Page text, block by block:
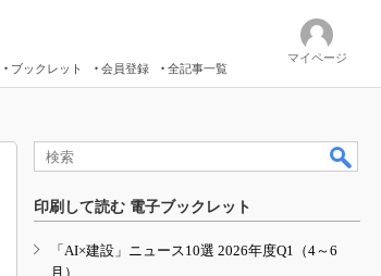
ブックレット 会員登録 全記事一覧
マイページ
印刷して読む 電子ブックレット
「AI×建設」ニュース10選 2026年度Q1（4～6
月）